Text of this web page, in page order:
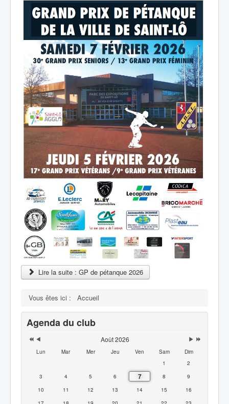
Lire la suite : GP de pétanque 2026
Vous êtes ici : Accueil
Agenda du club
Août 2026
Lun Mar Mer Jeu Ven Sam
Dim
1
2
3
4 5 6 7 8
9
10
11 12 13 14 15
16